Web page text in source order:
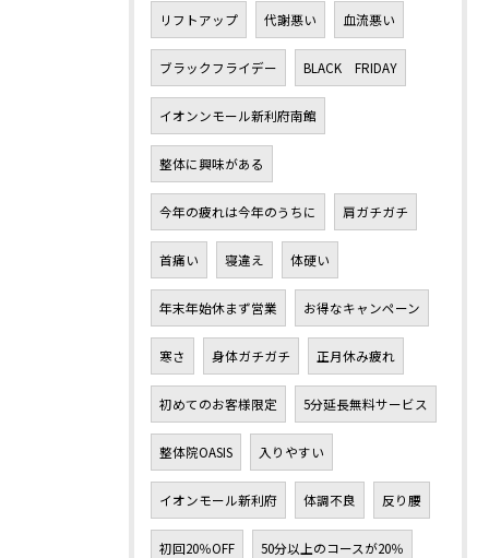
リフトアップ 代謝悪い 血流悪い
ブラックフライデー BLACK FRIDAY
イオンンモール新利府南館
整体に興味がある
今年の疲れは今年のうちに 肩ガチガチ
首痛い 寝違え 体硬い
年末年始休まず営業 お得なキャンペーン
寒さ 身体ガチガチ 正月休み疲れ
初めてのお客様限定 5分延長無料サービス
整体院OASIS 入りやすい
イオンモール新利府 体調不良 反り腰
初回20％OFF 50分以上のコースが20％